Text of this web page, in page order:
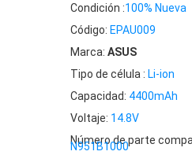
Condición :100% Nueva
Código: EPAU009
Marca: ASUS
Tipo de célula : Li-ion
Capacidad: 4400mAh
Voltaje: 14.8V
Número de parte
N951B1000